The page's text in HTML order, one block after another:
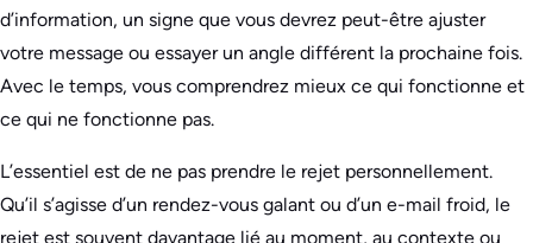
d’information, un signe que vous devrez peut-être ajuster
votre message ou essayer un angle différent la prochaine fois.
Avec le temps, vous comprendrez mieux ce qui fonctionne et
ce qui ne fonctionne pas.
L’essentiel est de ne pas prendre le rejet personnellement.
Qu’il s’agisse d’un rendez-vous galant ou d’un e-mail froid, le
rejet est souvent davantage lié au moment, au contexte ou